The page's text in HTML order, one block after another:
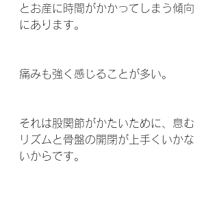
とお産に時間がかかってしまう傾向
にあります。
痛みも強く感じることが多い。
それは股関節がかたいために、息む
リズムと骨盤の開閉が上手くいかな
いからです。